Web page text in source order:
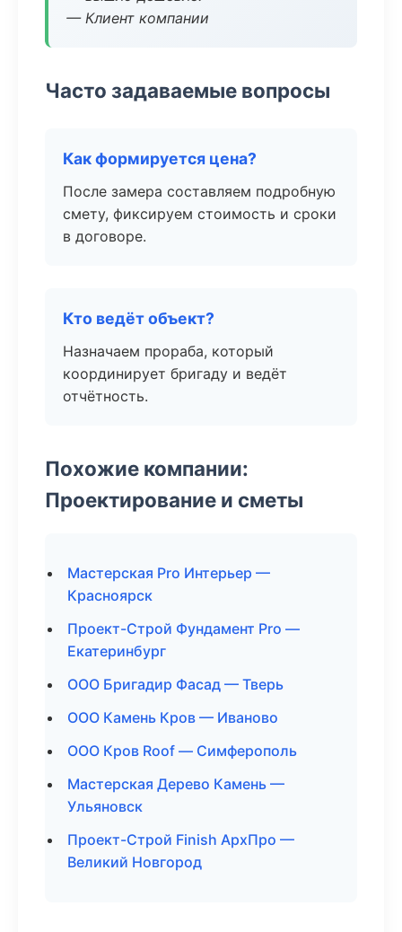
— Клиент компании
Часто задаваемые вопросы
Как формируется цена?
После замера составляем подробную
смету, фиксируем стоимость и сроки
в договоре.
Кто ведёт объект?
Назначаем прораба, который
координирует бригаду и ведёт
отчётность.
Похожие компании:
Проектирование и сметы
Мастерская Pro Интерьер —
Красноярск
Проект-Строй Фундамент Pro —
Екатеринбург
ООО Бригадир Фасад — Тверь
ООО Камень Кров — Иваново
ООО Кров Roof — Симферополь
Мастерская Дерево Камень —
Ульяновск
Проект-Строй Finish АрхПро —
Великий Новгород